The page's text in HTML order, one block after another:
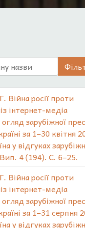
Війна росії проти
інтернет-медіа
зарубіжної
за 1–30 квітня
у відгуках
4 (194). С. 6–25.
Війна росії проти
інтернет-медіа
зарубіжної
за 1–31 серпня
у відгуках